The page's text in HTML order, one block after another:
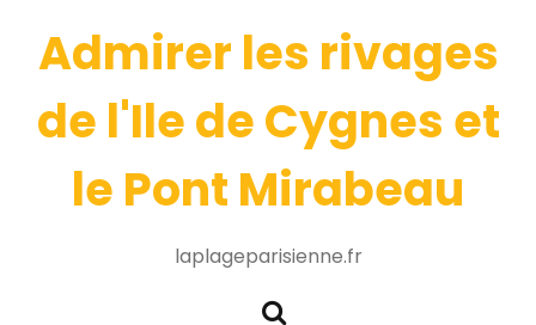
Admirer les rivages
de l'Ile de Cygnes et
le Pont Mirabeau
laplageparisienne.fr